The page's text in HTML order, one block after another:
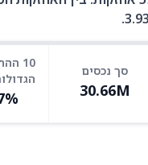
סך נכסים
30.66M
10